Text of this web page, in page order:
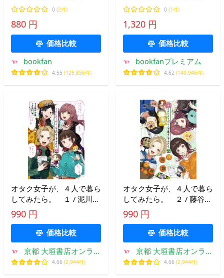
0 (2件)
880 円
価格比較
bookfan
4.55 (125,856件)
0 (1件)
1,320 円
価格比較
bookfanプレミアム
4.62 (140,946件)
オタク女子が、４人で暮ら
してみたら。 １ / 泥川
恵 画
990 円
価格比較
京都 大垣書店オンライ
ン
4.66 (2,944件)
オタク女子が、４人で暮ら
してみたら。 ２ / 藤谷千
明
990 円
価格比較
京都 大垣書店オンライ
ン
4.66 (2,944件)